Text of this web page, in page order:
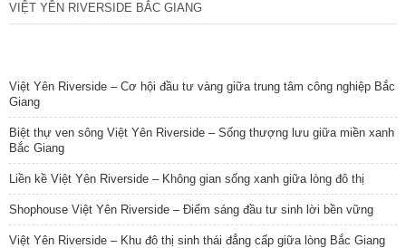
VIỆT YÊN RIVERSIDE BẮC GIANG
Việt Yên Riverside – Cơ hội đầu tư vàng giữa trung tâm công nghiệp Bắc
Giang
Biệt thự ven sông Việt Yên Riverside – Sống thượng lưu giữa miền xanh
Bắc Giang
Liền kề Việt Yên Riverside – Không gian sống xanh giữa lòng đô thị
Shophouse Việt Yên Riverside – Điểm sáng đầu tư sinh lời bền vững
Việt Yên Riverside – Khu đô thị sinh thái đẳng cấp giữa lòng Bắc Giang